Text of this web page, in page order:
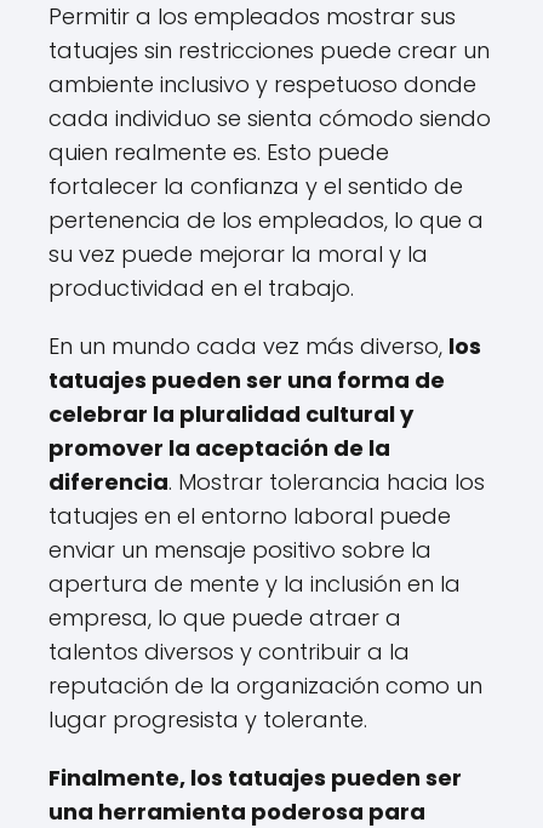
Permitir a los empleados mostrar sus
tatuajes sin restricciones puede crear un
ambiente inclusivo y respetuoso donde
cada individuo se sienta cómodo siendo
quien realmente es. Esto puede
fortalecer la confianza y el sentido de
pertenencia de los empleados, lo que a
su vez puede mejorar la moral y la
productividad en el trabajo.
En un mundo cada vez más diverso, los
tatuajes pueden ser una forma de
celebrar la pluralidad cultural y
promover la aceptación de la
diferencia. Mostrar tolerancia hacia los
tatuajes en el entorno laboral puede
enviar un mensaje positivo sobre la
apertura de mente y la inclusión en la
empresa, lo que puede atraer a
talentos diversos y contribuir a la
reputación de la organización como un
lugar progresista y tolerante.
Finalmente, los tatuajes pueden ser
una herramienta poderosa para